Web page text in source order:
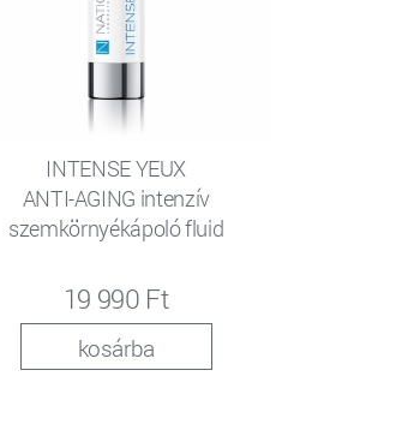
INTENSE YEUX
ANTI-AGING intenzív
szemkörnyékápoló fluid
19 990 Ft
kosárba